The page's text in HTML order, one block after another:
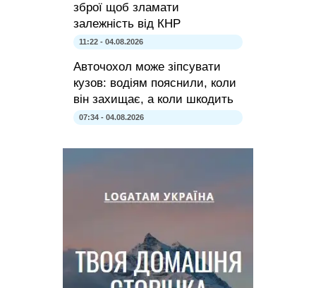
зброї щоб зламати
залежність від КНР
11:22 - 04.08.2026
Авточохол може зіпсувати
кузов: водіям пояснили, коли
він захищає, а коли шкодить
07:34 - 04.08.2026